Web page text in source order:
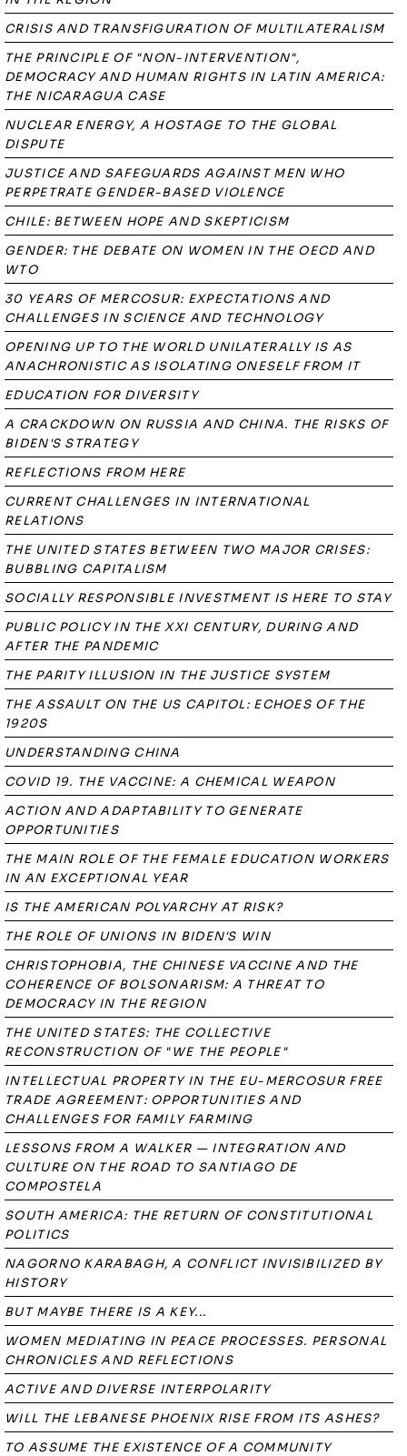
CRISIS AND TRANSFIGURATION OF MULTILATERALISM
THE PRINCIPLE OF "NON-INTERVENTION",
DEMOCRACY AND HUMAN RIGHTS IN LATIN AMERICA:
THE NICARAGUA CASE
NUCLEAR ENERGY, A HOSTAGE TO THE GLOBAL
DISPUTE
JUSTICE AND SAFEGUARDS AGAINST MEN WHO
PERPETRATE GENDER-BASED VIOLENCE
CHILE: BETWEEN HOPE AND SKEPTICISM
GENDER: THE DEBATE ON WOMEN IN THE OECD AND
WTO
30 YEARS OF MERCOSUR: EXPECTATIONS AND
CHALLENGES IN SCIENCE AND TECHNOLOGY
OPENING UP TO THE WORLD UNILATERALLY IS AS
ANACHRONISTIC AS ISOLATING ONESELF FROM IT
EDUCATION FOR DIVERSITY
A CRACKDOWN ON RUSSIA AND CHINA. THE RISKS OF
BIDEN'S STRATEGY
REFLECTIONS FROM HERE
CURRENT CHALLENGES IN INTERNATIONAL
RELATIONS
THE UNITED STATES BETWEEN TWO MAJOR CRISES:
BUBBLING CAPITALISM
SOCIALLY RESPONSIBLE INVESTMENT IS HERE TO STAY
PUBLIC POLICY IN THE XXI CENTURY, DURING AND
AFTER THE PANDEMIC
THE PARITY ILLUSION IN THE JUSTICE SYSTEM
THE ASSAULT ON THE US CAPITOL: ECHOES OF THE
1920S
UNDERSTANDING CHINA
COVID 19. THE VACCINE: A CHEMICAL WEAPON
ACTION AND ADAPTABILITY TO GENERATE
OPPORTUNITIES
THE MAIN ROLE OF THE FEMALE EDUCATION WORKERS
IN AN EXCEPTIONAL YEAR
IS THE AMERICAN POLYARCHY AT RISK?
THE ROLE OF UNIONS IN BIDEN'S WIN
CHRISTOPHOBIA, THE CHINESE VACCINE AND THE
COHERENCE OF BOLSONARISM: A THREAT TO
DEMOCRACY IN THE REGION
THE UNITED STATES: THE COLLECTIVE
RECONSTRUCTION OF "WE THE PEOPLE"
INTELLECTUAL PROPERTY IN THE EU-MERCOSUR FREE
TRADE AGREEMENT: OPPORTUNITIES AND
CHALLENGES FOR FAMILY FARMING
LESSONS FROM A WALKER — INTEGRATION AND
CULTURE ON THE ROAD TO SANTIAGO DE
COMPOSTELA
SOUTH AMERICA: THE RETURN OF CONSTITUTIONAL
POLITICS
NAGORNO KARABAGH, A CONFLICT INVISIBILIZED BY
HISTORY
BUT MAYBE THERE IS A KEY...
WOMEN MEDIATING IN PEACE PROCESSES. PERSONAL
CHRONICLES AND REFLECTIONS
ACTIVE AND DIVERSE INTERPOLARITY
WILL THE LEBANESE PHOENIX RISE FROM ITS ASHES?
TO ASSUME THE EXISTENCE OF A COMMUNITY